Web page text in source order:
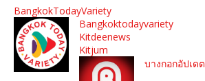
BangkokTodayVariety
Bangkoktodayvariety
Kitdeenews
Kitjum
บางกอกอัปเดต